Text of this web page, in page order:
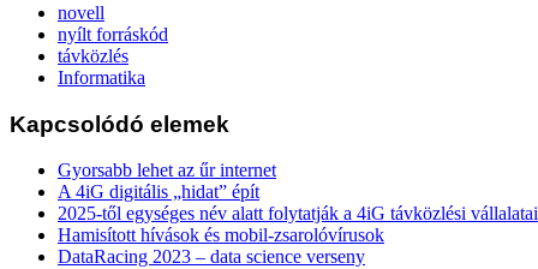
novell
nyílt forráskód
távközlés
Informatika
Kapcsolódó elemek
Gyorsabb lehet az űr internet
A 4iG digitális „hidat” épít
2025-től egységes név alatt folytatják a 4iG távközlési vállalatai
Hamisított hívások és mobil-zsarolóvírusok
DataRacing 2023 – data science verseny